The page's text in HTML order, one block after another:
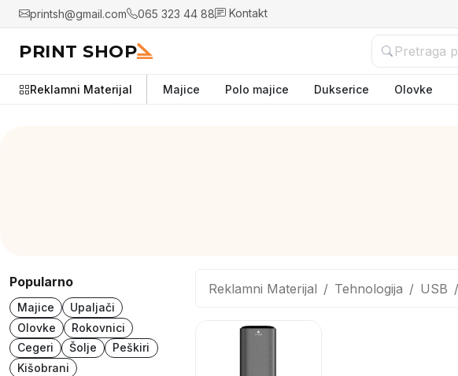
printsh@gmail.com 065 323 44 88 Kontakt
PRINT SHOP
Reklamni Materijal Majice Polo majice Dukserice Olovke
Popularno
Majice
Upaljači
Olovke
Rokovnici
Cegeri
Šolje
Peškiri
Kišobrani
Reklamni Materijal Tehnologija USB